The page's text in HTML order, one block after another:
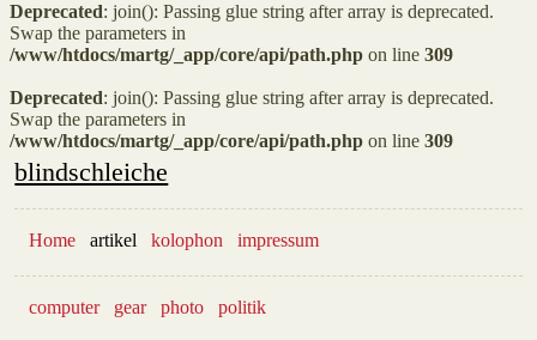
Deprecated: join(): Passing glue string after array is deprecated.
Swap the parameters in
/www/htdocs/martg/_app/core/api/path.php on line 309
Deprecated: join(): Passing glue string after array is deprecated.
Swap the parameters in
/www/htdocs/martg/_app/core/api/path.php on line 309
blindschleiche
Home artikel kolophon impressum
computer gear photo politik